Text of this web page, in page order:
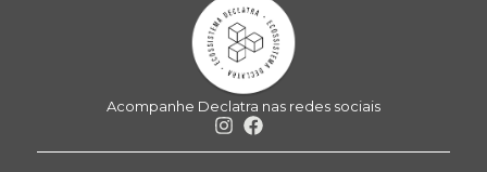
Acompanhe Declatra nas redes sociais